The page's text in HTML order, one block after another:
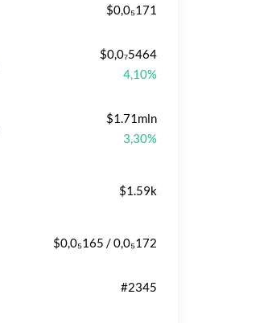
$0,0₅171
$0,0₇5464
4,10%
$1.71mln
3,30%
$1.59k
$0,0₅165 / 0,0₅172
#2345